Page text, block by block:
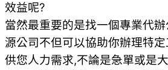
效益呢?
當然最重要的是找一個專業代
源公司不但可以協助你辦理特
供您人力需求,不論是急單或是